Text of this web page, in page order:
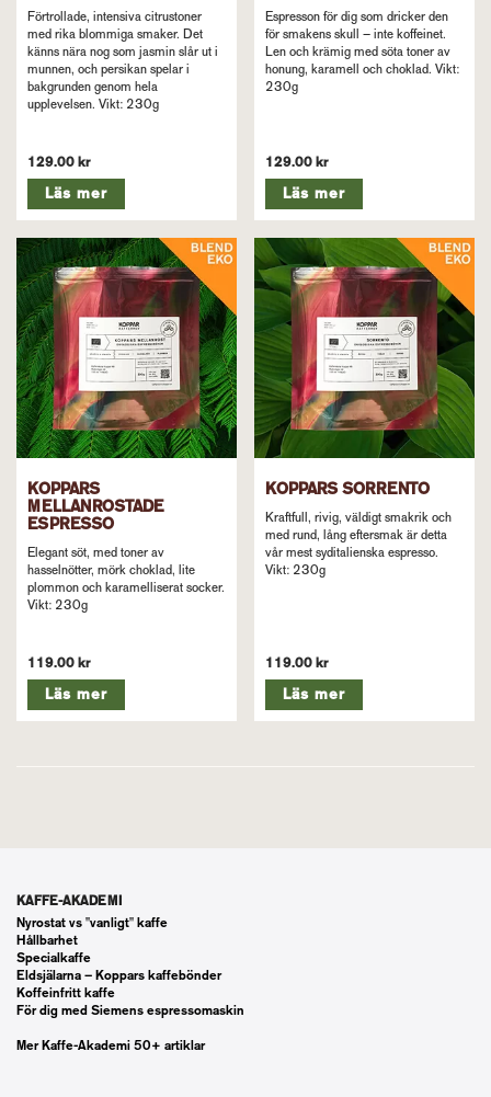
Förtrollade, intensiva citrustoner
med rika blommiga smaker. Det
känns nära nog som jasmin slår ut i
munnen, och persikan spelar i
bakgrunden genom hela
upplevelsen. Vikt: 230g
129.00 kr
Läs mer
Espresson för dig som dricker den
för smakens skull – inte koffeinet.
Len och krämig med söta toner av
honung, karamell och choklad. Vikt:
230g
129.00 kr
Läs mer
KOPPARS
MELLANROSTADE
ESPRESSO
Elegant söt, med toner av
hasselnötter, mörk choklad, lite
plommon och karamelliserat socker.
Vikt: 230g
119.00 kr
Läs mer
KOPPARS SORRENTO
Kraftfull, rivig, väldigt smakrik och
med rund, lång eftersmak är detta
vår mest syditalienska espresso.
Vikt: 230g
119.00 kr
Läs mer
KAFFE-AKADEMI
Nyrostat vs "vanligt" kaffe
Hållbarhet
Specialkaffe
Eldsjälarna – Koppars kaffebönder
Koffeinfritt kaffe
För dig med Siemens espressomaskin
Mer Kaffe-Akademi 50+ artiklar